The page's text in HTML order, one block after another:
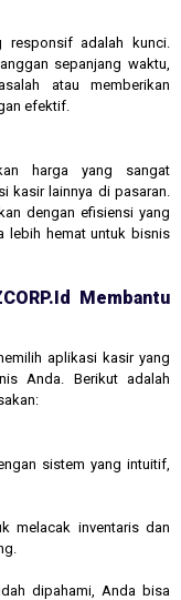
responsif adalah kunci.
sepanjang waktu,
atau memberikan
efektif.
harga yang sangat
kasir lainnya di pasaran.
dengan efisiensi yang
lebih hemat untuk bisnis
Membantu
aplikasi kasir yang
Anda. Berikut adalah
sistem yang intuitif,
melacak inventaris dan
dipahami, Anda bisa